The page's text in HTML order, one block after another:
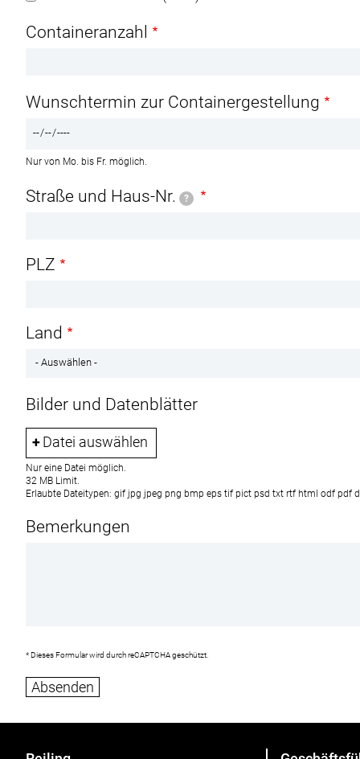
Containeranzahl
Wunschtermin zur Containergestellung
Nur von Mo. bis Fr. möglich.
Adresse zur Containergestellung
Straße und Haus-Nr. ?
PLZ
Land
Bilder und Datenblätter
Datei auswählen
Nur eine Datei möglich.
32 MB Limit.
Erlaubte Dateitypen: gif jpg jpeg png bmp eps tif pict psd txt rtf html odf
Bemerkungen
* Dieses Formular wird durch reCAPTCHA geschützt.